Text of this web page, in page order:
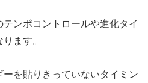
ンポコントロールや進化タイ
ます。
を貼りきっていないタイミン